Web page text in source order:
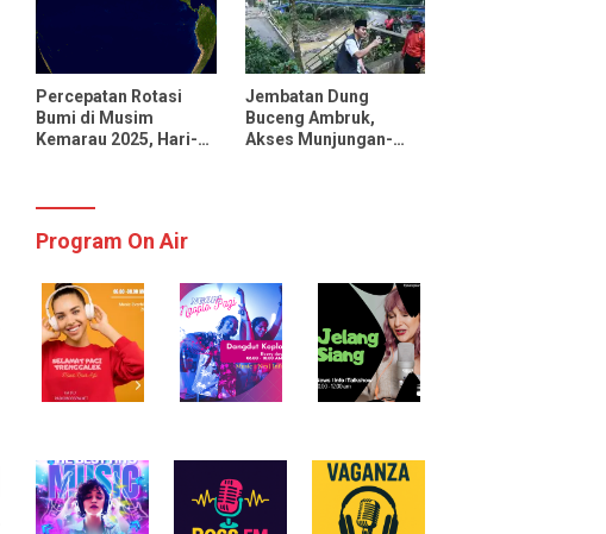
Percepatan Rotasi
Bumi di Musim
Kemarau 2025, Hari-
Jembatan Dung
Buceng Ambruk,
Akses Munjungan-
Program On Air